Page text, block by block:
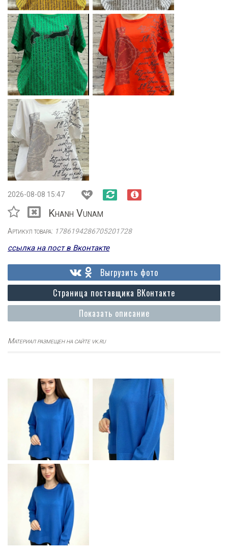
2026-08-08 15:47
Khanh Vunam
Артикул товара: 1786194286705201728
ссылка на пост в Вконтакте
Показать описание
Страница поставщика ВКонтакте
Выгрузить фото
Материал размещен на сайте vk.ru